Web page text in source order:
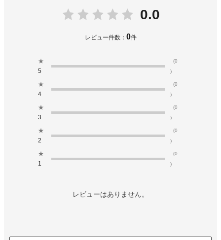
0.0
レビュー件数： 0件
★
5
(0
)
★
4
(0
)
★
3
(0
)
★
2
(0
)
★
1
(0
)
レビューはありません。